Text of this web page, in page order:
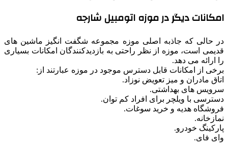
امکانات دیگر در موزه اتومبیل شارجه
در حالی که جاذبه اصلی موزه مجموعه شگفت انگیز ماشین های
قدیمی است، موزه از نظر راحتی به بازدیدکنندگان امکانات بسیاری
را ارائه می دهد.
برخی از امکانات قابل دسترس موجود در موزه عبارتند از:
اتاق مادران و میز تعویض نوزاد.
سرویس های بهداشتی.
دسترسی با ویلچر برای افراد کم توان.
فروشگاه هدیه و خرید سوغات.
نمازخانه.
پارکینگ خودرو.
وای فای.